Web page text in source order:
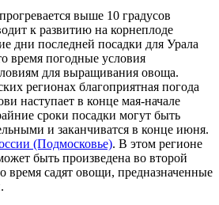
выше 10 градусов
к развитию на корнеплоде
дни последней посадки для Урала
время погодные условия
для выращивания овоща.
регионах благоприятная погода
наступает в конце мая-начале
сроки посадки могут быть
и заканчиватся в конце июня.
(Подмосковье). В этом регионе
быть произведена во второй
время садят овощи, предназначенные